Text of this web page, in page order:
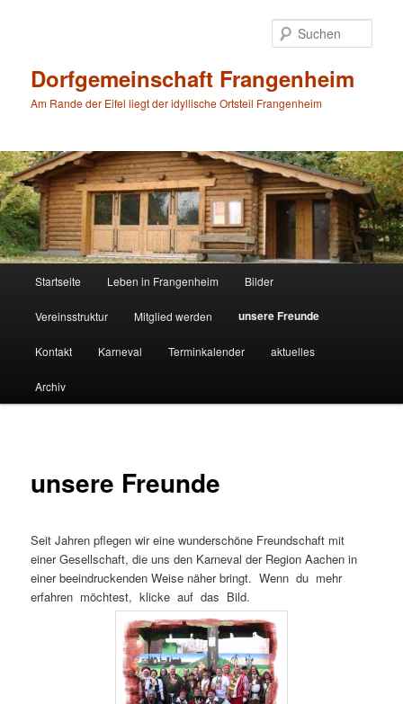
Dorfgemeinschaft Frangenheim
Am Rande der Eifel liegt der idyllische Ortsteil Frangenheim
Startseite Leben in Frangenheim Bilder
Vereinsstruktur Mitglied werden unsere Freunde
Kontakt Karneval Terminkalender aktuelles
Archiv
unsere Freunde
Seit Jahren pflegen wir eine wunderschöne Freundschaft mit
einer Gesellschaft, die uns den Karneval der Region Aachen in
einer beeindruckenden Weise näher bringt. Wenn du mehr
erfahren möchtest, klicke auf das Bild.